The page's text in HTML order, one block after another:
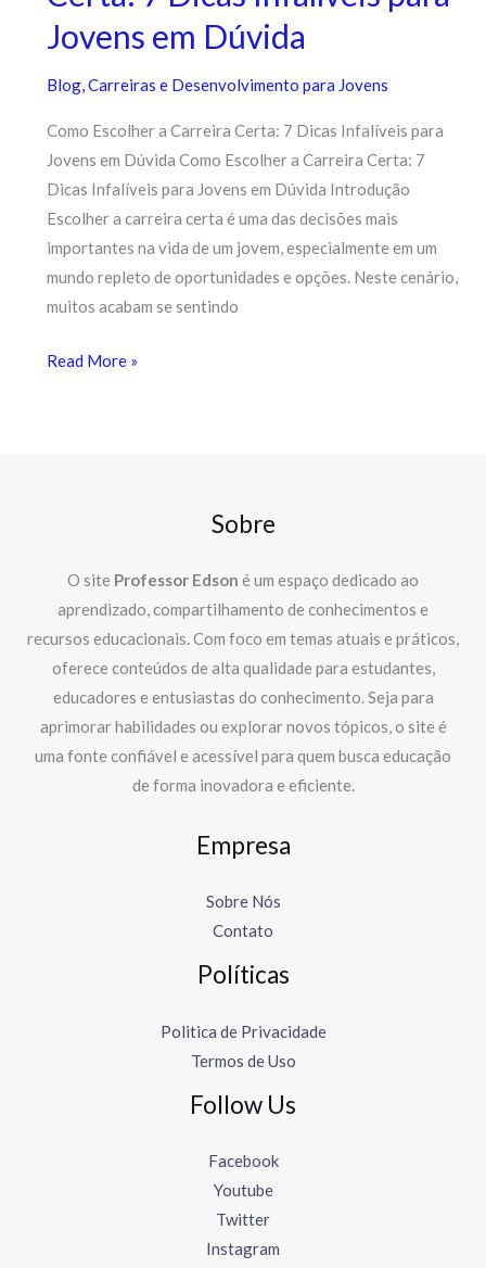
Jovens em Dúvida
Blog,Carreiras e Desenvolvimento para Jovens
Como Escolher a Carreira Certa: 7 Dicas Infalíveis para
Jovens em Dúvida Como Escolher a Carreira Certa: 7
Dicas Infalíveis para Jovens em Dúvida Introdução
Escolher a carreira certa é uma das decisões mais
importantes na vida de um jovem, especialmente em um
mundo repleto de oportunidades e opções. Neste cenário,
muitos acabam se sentindo
Read More »
Sobre
O site Professor Edson é um espaço dedicado ao
aprendizado, compartilhamento de conhecimentos e
recursos educacionais. Com foco em temas atuais e práticos,
oferece conteúdos de alta qualidade para estudantes,
educadores e entusiastas do conhecimento. Seja para
aprimorar habilidades ou explorar novos tópicos, o site é
uma fonte confiável e acessível para quem busca educação
de forma inovadora e eficiente.
Empresa
Sobre Nós
Contato
Políticas
Politica de Privacidade
Termos de Uso
Follow Us
Facebook
Youtube
Twitter
Instagram